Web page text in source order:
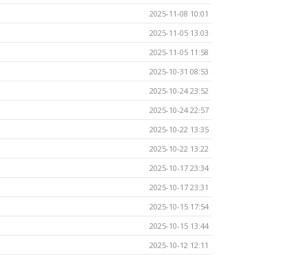
2025-11-08 10:01
2025-11-05 13:03
2025-11-05 11:58
2025-10-31 08:53
2025-10-24 23:52
2025-10-24 22:57
2025-10-22 13:35
2025-10-22 13:22
2025-10-17 23:34
2025-10-17 23:31
2025-10-15 17:54
2025-10-15 13:44
2025-10-12 12:11